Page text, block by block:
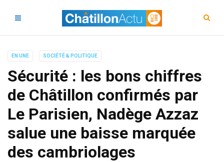
EN UNE SOCIÉTÉ & POLITIQUE
Sécurité : les bons chiffres
de Châtillon confirmés par
Le Parisien, Nadège Azzaz
salue une baisse marquée
des cambriolages